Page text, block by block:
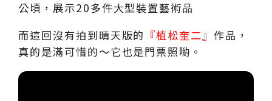
而這回沒有拍到晴天版的 『植松奎二』作品，
真的是滿可惜的～它也是門票照喲。